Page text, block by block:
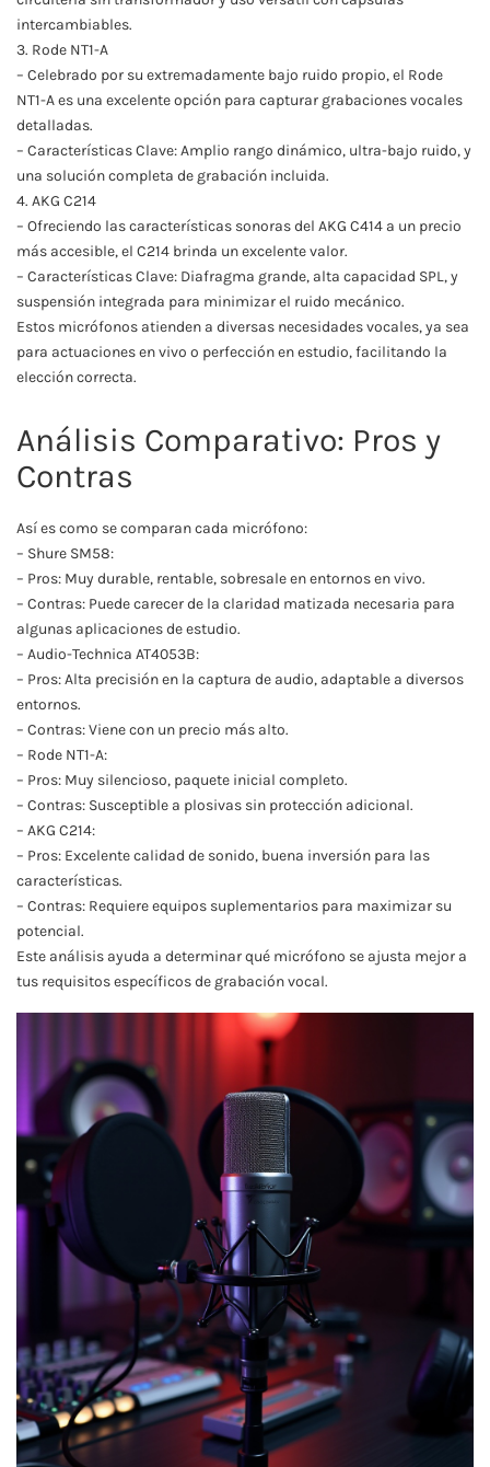
intercambiables.
3. Rode NT1-A
– Celebrado por su extremadamente bajo ruido propio, el Rode
NT1-A es una excelente opción para capturar grabaciones vocales
detalladas.
– Características Clave: Amplio rango dinámico, ultra-bajo ruido, y
una solución completa de grabación incluida.
4. AKG C214
– Ofreciendo las características sonoras del AKG C414 a un precio
más accesible, el C214 brinda un excelente valor.
– Características Clave: Diafragma grande, alta capacidad SPL, y
suspensión integrada para minimizar el ruido mecánico.
Estos micrófonos atienden a diversas necesidades vocales, ya sea
para actuaciones en vivo o perfección en estudio, facilitando la
elección correcta.
Análisis Comparativo: Pros y
Contras
Así es como se comparan cada micrófono:
– Shure SM58:
– Pros: Muy durable, rentable, sobresale en entornos en vivo.
– Contras: Puede carecer de la claridad matizada necesaria para
algunas aplicaciones de estudio.
– Audio-Technica AT4053B:
– Pros: Alta precisión en la captura de audio, adaptable a diversos
entornos.
– Contras: Viene con un precio más alto.
– Rode NT1-A:
– Pros: Muy silencioso, paquete inicial completo.
– Contras: Susceptible a plosivas sin protección adicional.
– AKG C214:
– Pros: Excelente calidad de sonido, buena inversión para las
características.
– Contras: Requiere equipos suplementarios para maximizar su
potencial.
Este análisis ayuda a determinar qué micrófono se ajusta mejor a
tus requisitos específicos de grabación vocal.